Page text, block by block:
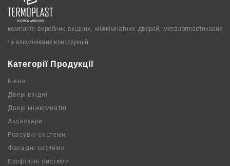
компанія виробник вхідних, міжкімнатних дверей, металопластикових
та алюмінієвих конструкцій
Категорії Продукції
Вікна
Двері вхідні
Двері міжкімнатні
Аксесуари
Розсувні системи
Фасадні системи
Профільні системи